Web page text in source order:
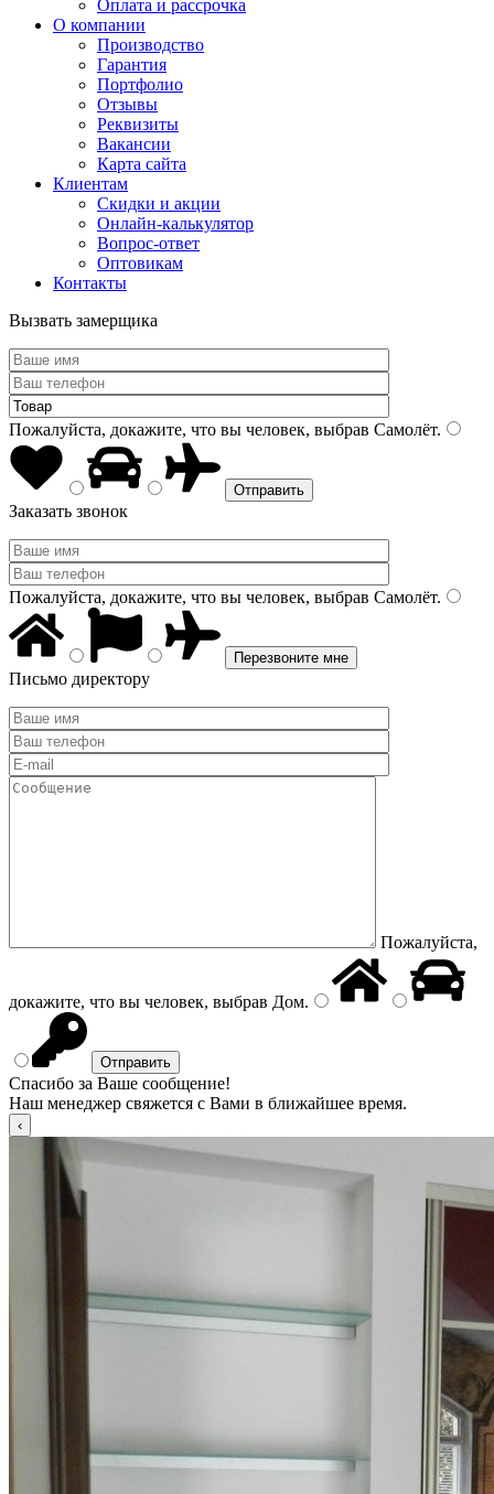
Оплата и рассрочка
О компании
Производство
Гарантия
Портфолио
Отзывы
Реквизиты
Вакансии
Карта сайта
Клиентам
Скидки и акции
Онлайн-калькулятор
Вопрос-ответ
Оптовикам
Контакты
Вызвать замерщика
Пожалуйста, докажите, что вы человек, выбрав Самолёт.
Заказать звонок
Пожалуйста, докажите, что вы человек, выбрав Самолёт.
Письмо директору
Пожалуйста,
докажите, что вы человек, выбрав Дом.
Спасибо за Ваше сообщение!
Наш менеджер свяжется с Вами в ближайшее время.